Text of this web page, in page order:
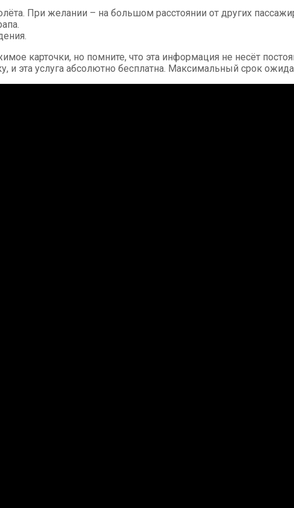
При желании – на большом расстоянии от других
карточки, но помните, что эта информация не несёт
и эта услуга абсолютно бесплатна. Максимальный срок